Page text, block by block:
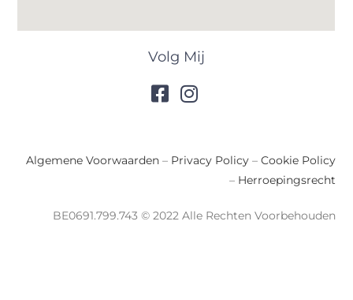
Volg Mij
Algemene Voorwaarden– Privacy Policy– Cookie Policy
– Herroepingsrecht
BE0691.799.743 © 2022 Alle Rechten Voorbehouden